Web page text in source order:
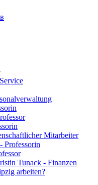
Mitarbeiter
Professorin
Tunack - Finanzen
arbeiten?